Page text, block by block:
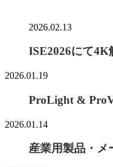
2026.02.13
ISE2026にて4K
2026.01.19
ProLight &
2026.01.14
産業用製品・メ